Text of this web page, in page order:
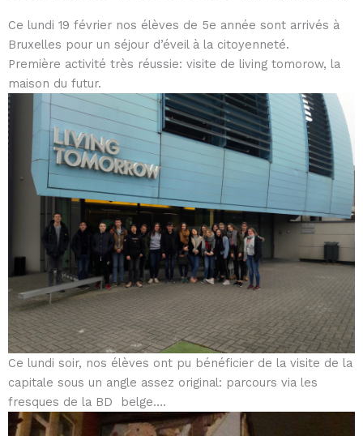
Ce lundi 19 février nos élèves de 5e année sont arrivés à
Bruxelles pour un séjour d’éveil à la citoyenneté.
Première activité très réussie: visite de living tomorow, la
maison du futur.
Ce lundi soir, nos élèves ont pu bénéficier de la visite de la
capitale sous un angle assez original: parcours via les
fresques de la BD belge….